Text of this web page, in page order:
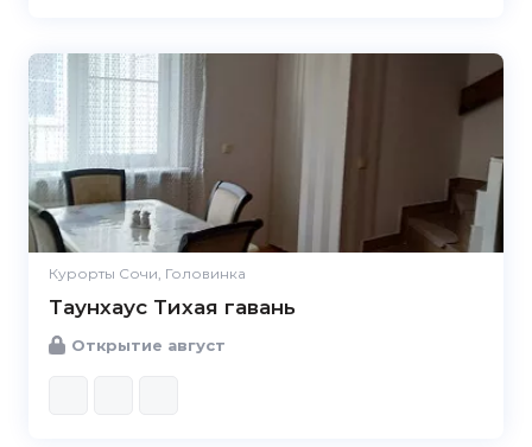
Курорты Сочи, Головинка
Таунхаус Тихая гавань
Открытие август